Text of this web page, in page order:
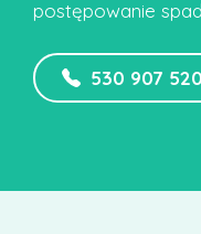
postępowanie
530 907 520